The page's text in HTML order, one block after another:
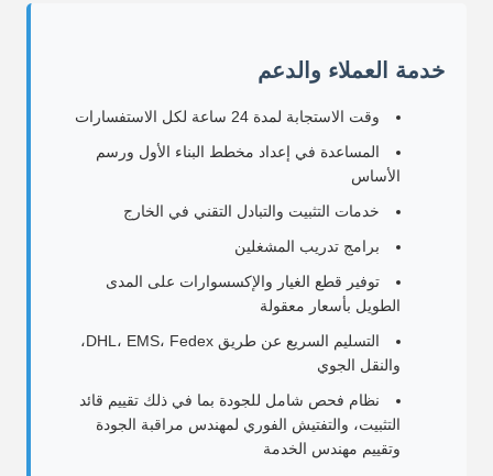
خدمة العملاء والدعم
وقت الاستجابة لمدة 24 ساعة لكل الاستفسارات
المساعدة في إعداد مخطط البناء الأول ورسم
الأساس
خدمات التثبيت والتبادل التقني في الخارج
برامج تدريب المشغلين
توفير قطع الغيار والإكسسوارات على المدى
الطويل بأسعار معقولة
التسليم السريع عن طريق DHL، EMS، Fedex،
والنقل الجوي
نظام فحص شامل للجودة بما في ذلك تقييم قائد
التثبيت، والتفتيش الفوري لمهندس مراقبة الجودة
وتقييم مهندس الخدمة